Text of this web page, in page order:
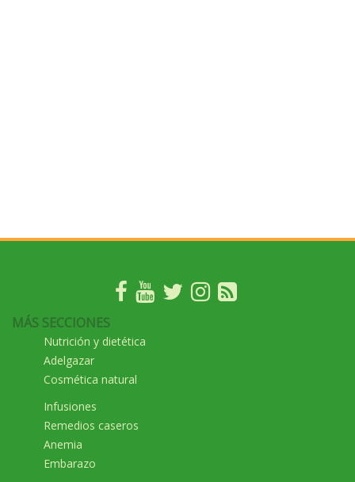
MÁS SECCIONES
Nutrición y dietética
Adelgazar
Cosmética natural
Infusiones
Remedios caseros
Anemia
Embarazo